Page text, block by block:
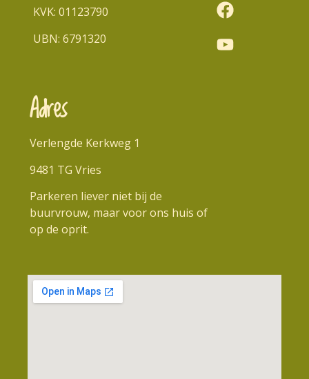
KVK: 01123790
UBN: 6791320
Adres
Verlengde Kerkweg 1
9481 TG Vries
Parkeren liever niet bij de
buurvrouw, maar voor ons huis of
op de oprit.